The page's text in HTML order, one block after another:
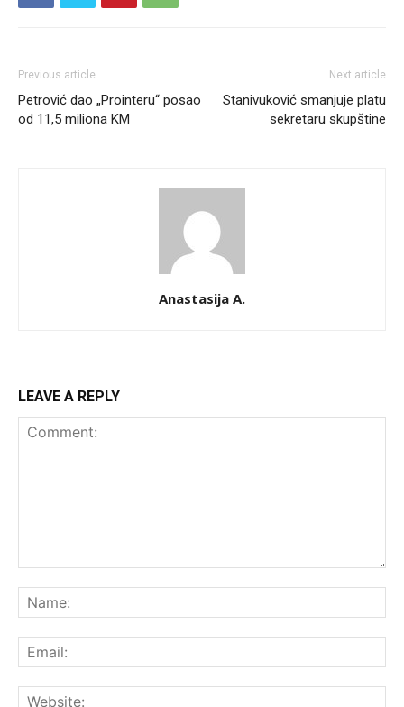
Previous article
Petrović dao „Prointeru“ posao
od 11,5 miliona KM
Next article
Stanivuković smanjuje platu
sekretaru skupštine
Anastasija A.
LEAVE A REPLY